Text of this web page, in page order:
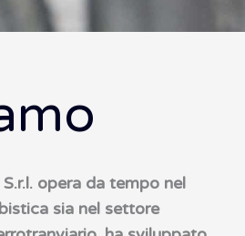
opera da tempo nel
sia nel settore